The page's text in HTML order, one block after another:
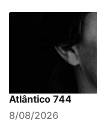
Atlântico 744
8/08/2026